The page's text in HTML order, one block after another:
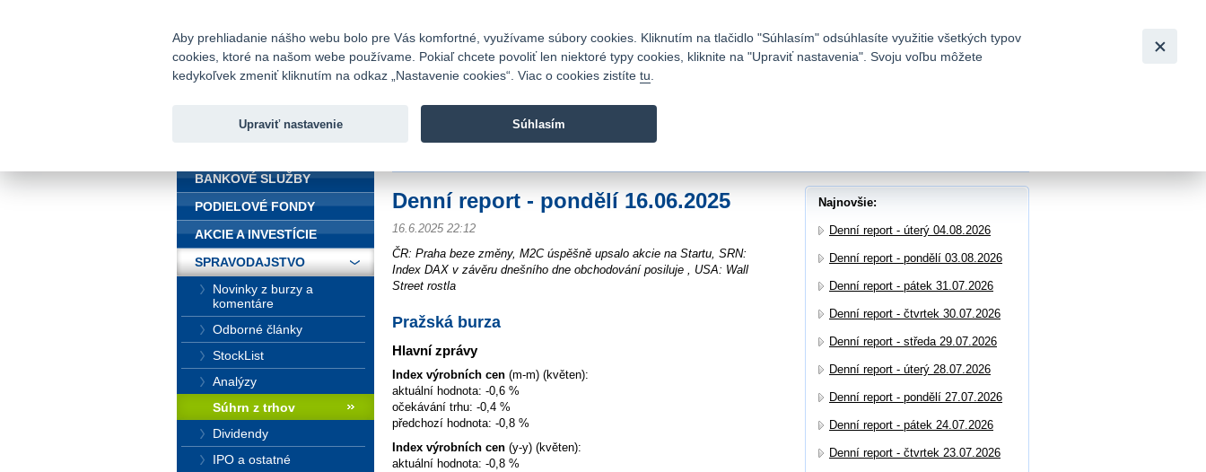
Fio banka
Fio banka sa zameriava na poskytovanie bežných bankových
Denní report - pondělí 16.06.2025
16.6.2025 22:12
ČR: Praha beze změny, M2C úspěšně upsalo akcie na Startu, SRN:
Index DAX v závěru dnešního dne obchodování posiluje , USA: Wall
Street rostla
Pražská burza
Hlavní zprávy
Index výrobních cen (m-m) (květen):
aktuální hodnota: -0,6 %
očekávání trhu: -0,4 %
předchozí hodnota: -0,8 %
Index výrobních cen (y-y) (květen):
aktuální hodnota: -0,8 %
Najnovšie:
Denní report - úterý 04.08.2026
Denní report - pondělí 03.08.2026
Denní report - pátek 31.07.2026
Denní report - čtvrtek 30.07.2026
Denní report - středa 29.07.2026
Denní report - úterý 28.07.2026
Denní report - pondělí 27.07.2026
Denní report - pátek 24.07.2026
Denní report - čtvrtek 23.07.2026
BANKOVÉ SLUŽBY
PODIELOVÉ FONDY
AKCIE A INVESTÍCIE
SPRAVODAJSTVO
Novinky z burzy a
komentáre
Odborné články
StockList
Analýzy
Súhrn z trhov
Dividendy
IPO a ostatné
Aby prehliadanie nášho webu bolo pre Vás komfortné, využívame súbory cookies. Kliknutím na tlačidlo "Súhlasím" odsúhlasíte využitie všetkých typov
cookies, ktoré na našom webe používame. Pokiaľ chcete povoliť len niektoré typy cookies, kliknite na "Upraviť nastavenia". Svoju voľbu môžete
kedykoľvek zmeniť kliknutím na odkaz „Nastavenie cookies“. Viac o cookies zistíte tu
Upraviť nastavenie Súhlasím